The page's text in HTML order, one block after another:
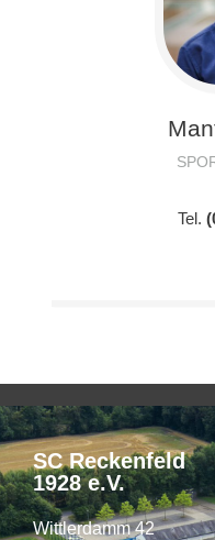
Tel.
SC Reckenfeld
1928 e.V.
Wittlerdamm 42